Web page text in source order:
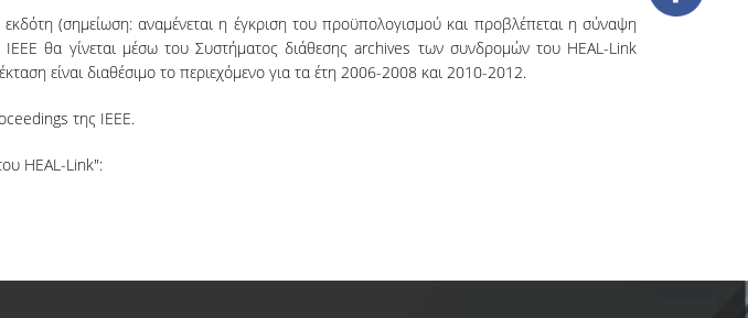
(σημείωση: αναμένεται η έγκριση του προϋπολογισμού και προβλέπεται η σύναψη
θα γίνεται μέσω του Συστήματος διάθεσης archives των συνδρομών του HEAL-Link
είναι διαθέσιμο το περιεχόμενο για τα έτη 2006-2008 και 2010-2012.
της IEEE.
HEAL-Link":